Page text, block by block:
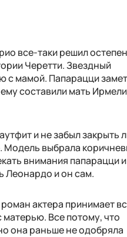
все-таки решил
Черетти. Звездный
с мамой. Папарацци
составили мать
и не забыл закрыть
Модель выбрала
внимания папарацци
Леонардо и он сам.
актера принимает
Все потому, что
она раньше не одобряла